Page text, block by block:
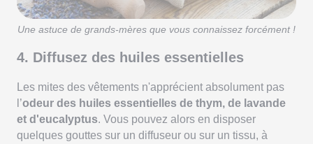
Une astuce de grands-mères que vous connaissez forcément !
4. Diffusez des huiles essentielles
Les mites des vêtements n'apprécient absolument pas
l’odeur des huiles essentielles de thym, de lavande
et d'eucalyptus. Vous pouvez alors en disposer
quelques gouttes sur un diffuseur ou sur un tissu, à